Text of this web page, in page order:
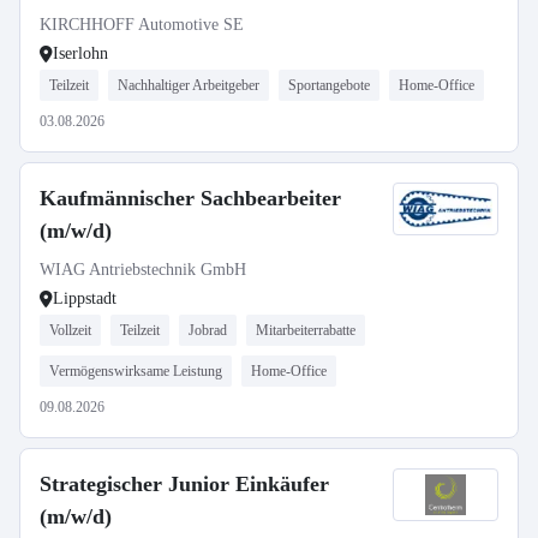
KIRCHHOFF Automotive SE
Iserlohn
Teilzeit Nachhaltiger Arbeitgeber Sportangebote Home-Office
03.08.2026
Kaufmännischer Sachbearbeiter
(m/w/d)
WIAG Antriebstechnik GmbH
Lippstadt
Vollzeit Teilzeit Jobrad Mitarbeiterrabatte
Vermögenswirksame Leistung Home-Office
09.08.2026
Strategischer Junior Einkäufer
(m/w/d)